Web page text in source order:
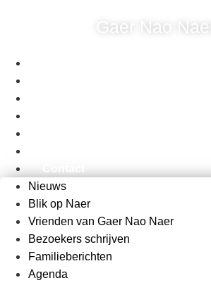
inhoud
Gaer Nao Naer
Nieuws
Blik op Naer
Vrienden van Gaer Nao Naer
Bezoekers schrijven
Familieberichten
Agenda